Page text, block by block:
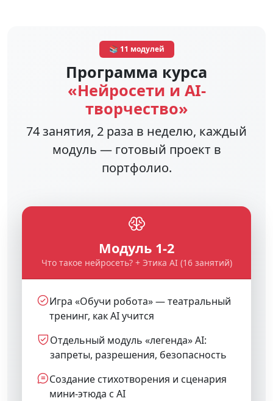
📚 11 модулей
Программа курса
«Нейросети и AI-
творчество»
74 занятия, 2 раза в неделю, каждый
модуль — готовый проект в
портфолио.
Модуль 1-2
Что такое нейросеть? + Этика AI (16 занятий)
Игра «Обучи робота» — театральный
тренинг, как AI учится
Отдельный модуль «легенда» AI:
запреты, разрешения, безопасность
Создание стихотворения и сценария
мини-этюда с AI